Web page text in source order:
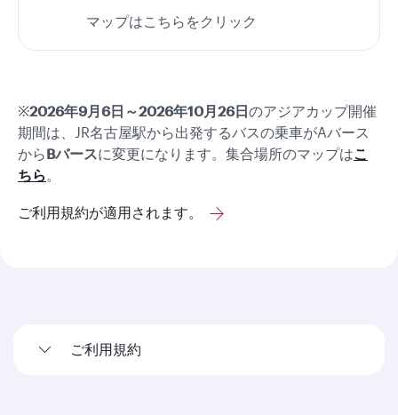
マップはこちらをクリック
※2026年9月6日～2026年10月26日のアジアカップ開催
期間は、JR名古屋駅から出発するバスの乗車がAバース
からBバースに変更になります。集合場所のマップはこ
ちら 。
ご利用規約が適用されます。
ご利用規約